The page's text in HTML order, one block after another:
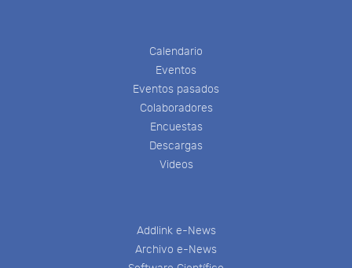
Calendario
Eventos
Eventos pasados
Colaboradores
Encuestas
Descargas
Videos
Addlink e-News
Archivo e-News